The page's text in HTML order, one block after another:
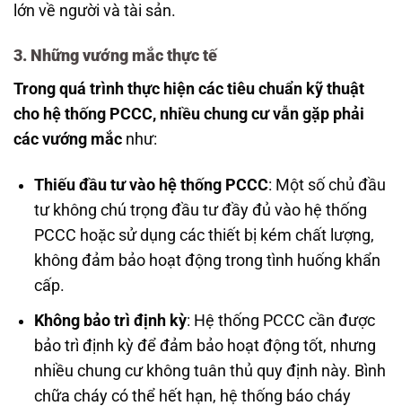
lớn về người và tài sản.
3. Những vướng mắc thực tế
Trong quá trình thực hiện các tiêu chuẩn kỹ thuật
cho hệ thống PCCC, nhiều chung cư vẫn gặp phải
các vướng mắc như:
Thiếu đầu tư vào hệ thống PCCC: Một số chủ đầu
tư không chú trọng đầu tư đầy đủ vào hệ thống
PCCC hoặc sử dụng các thiết bị kém chất lượng,
không đảm bảo hoạt động trong tình huống khẩn
cấp.
Không bảo trì định kỳ: Hệ thống PCCC cần được
bảo trì định kỳ để đảm bảo hoạt động tốt, nhưng
nhiều chung cư không tuân thủ quy định này. Bình
chữa cháy có thể hết hạn, hệ thống báo cháy